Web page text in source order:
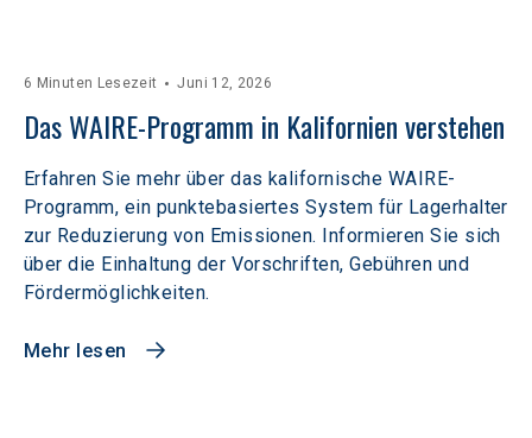
6 Minuten Lesezeit Juni 12, 2026
Das WAIRE-Programm in Kalifornien verstehen
Erfahren Sie mehr über das kalifornische WAIRE-
Programm, ein punktebasiertes System für Lagerhalter
zur Reduzierung von Emissionen. Informieren Sie sich
über die Einhaltung der Vorschriften, Gebühren und
Fördermöglichkeiten.
Mehr lesen